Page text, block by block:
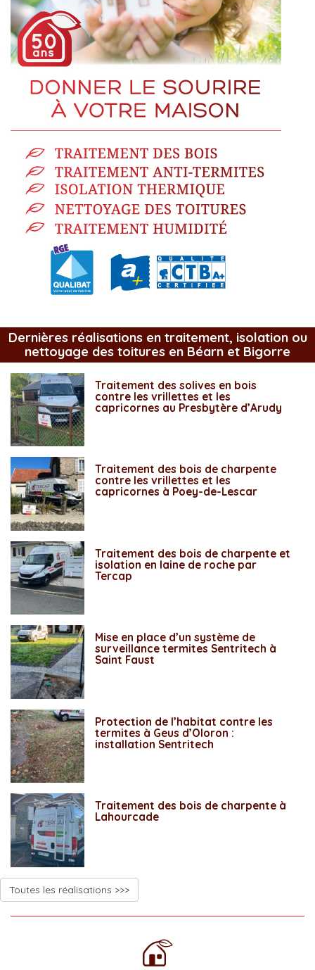
Dernières réalisations en traitement, isolation ou
nettoyage des toitures en Béarn et Bigorre
Traitement des solives en bois
contre les vrillettes et les
capricornes au Presbytère d’Arudy
Traitement des bois de charpente
contre les vrillettes et les
capricornes à Poey-de-Lescar
Traitement des bois de charpente et
isolation en laine de roche par
Tercap
Mise en place d’un système de
surveillance termites Sentritech à
Saint Faust
Protection de l’habitat contre les
termites à Geus d’Oloron :
installation Sentritech
Traitement des bois de charpente à
Lahourcade
Toutes les réalisations >>>